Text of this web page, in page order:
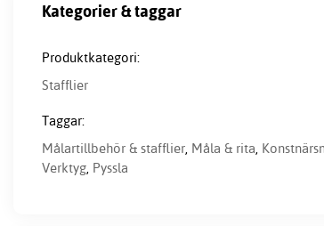
Kategorier & taggar
Produktkategori:
Stafflier
Taggar:
Målartillbehör & stafflier, Måla & rita,
Verktyg, Pyssla